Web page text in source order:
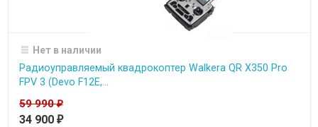
Нет в наличии
Радиоуправляемый квадрокоптер Walkera QR X350 Pro
FPV 3 (Devo F12E,...
59 990₽
34 900 ₽